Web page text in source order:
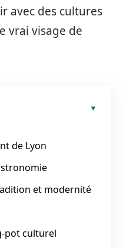
avec des cultures
vrai visage de
de Lyon
et modernité
pot culturel